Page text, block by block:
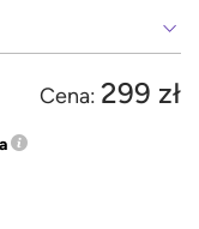
Cena: 299 zł